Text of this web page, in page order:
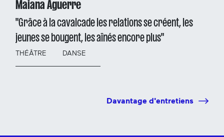
Maiana Aguerre
"Grâce à la cavalcade les relations se créent, les
jeunes se bougent, les aînés encore plus"
THÉÂTRE DANSE
Davantage d'entretiens